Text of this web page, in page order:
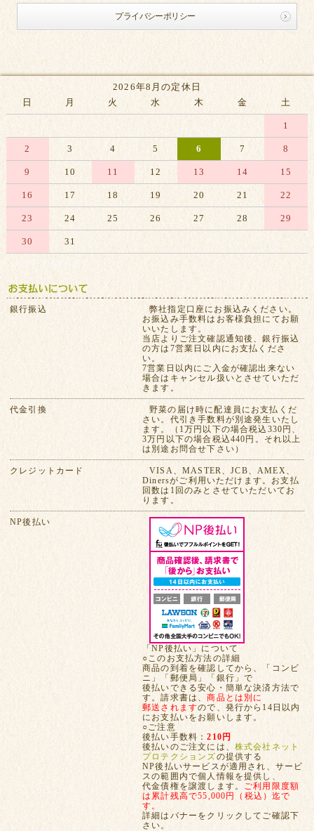
プライバシーポリシー
2026年8月の定休日
日
月 火 水 木 金 土
1
2 3 4 5 6 7 8
9 10 11 12 13 14 15
16 17 18 19 20 21 22
23 24 25 26 27 28 29
30 31
※赤字は休業日です
銀行振込
弊社指定口座にお振込みください。
お振込み手数料はお客様負担にてお願
いいたします。
当店よりご注文確認通知後、銀行振込
の方は7営業日以内にお支払くださ
い。
7営業日以内にご入金が確認出来ない
場合はキャンセル扱いとさせていただ
きます。
代金引換
野菜の届け時に配達員にお支払くだ
さい。代引き手数料が別途発生いたし
ます。（1万円以下の場合税込330円、
3万円以下の場合税込440円。それ以上
は別途お問合せ下さい）
クレジットカード
VISA、MASTER、JCB、AMEX、
Dinersがご利用いただけます。お支払
回数は1回のみとさせていただいてお
ります。
NP後払い
「NP後払い」について
○このお支払方法の詳細
商品の到着を確認してから、「コンビ
ニ」「郵便局」「銀行」で
後払いできる安心・簡単な決済方法で
す。請求書は、商品とは別に
郵送されますので、発行から14日以内
にお支払いをお願いします。
○ご注意
後払い手数料：210円
後払いのご注文には、 株式会社ネット
プロテクションズの提供する
NP後払いサービスが適用され、サービ
スの範囲内で個人情報を提供し、
代金債権を譲渡します。 ご利用限度額
は累計残高で55,000円（税込）迄で
す。
詳細はバナーをクリックしてご確認下
さい。